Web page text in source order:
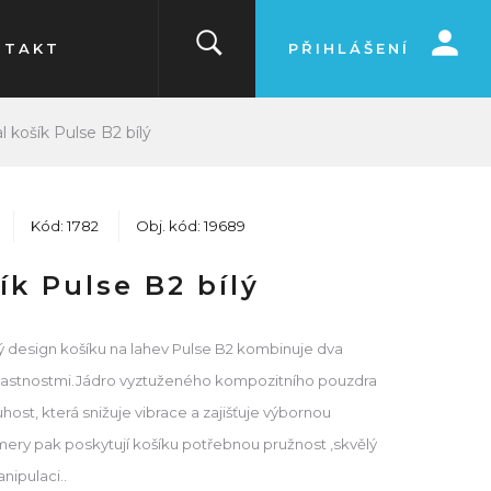
PŘIHLÁŠENÍ
košík Pulse B2 bílý
Kód: 1782 Obj. kód: 19689
Pulse B2 bílý
design košíku na lahev Pulse B2 kombinuje dva
vyztuženého kompozitního pouzdra
která snižuje vibrace a zajišťuje výbornou
pak poskytují košíku potřebnou pružnost ,skvělý